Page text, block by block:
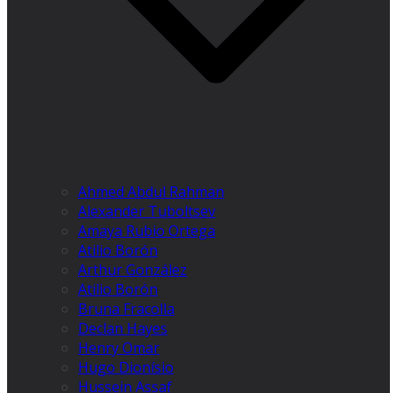
Ahmed Abdul Rahman
Alexander Tuboltsev
Amaya Rubio Ortega
Atilio Borón
Arthur González
Atilio Borón
Bruna Fracolla
Declan Hayes
Henry Omar
Hugo Dionísio
Hussein Assaf